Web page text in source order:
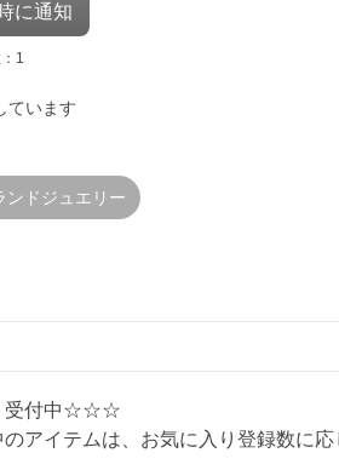
に通知
1
ています
ンドジュエリー
受付中☆☆☆
アイテムは、お気に入り登録数に